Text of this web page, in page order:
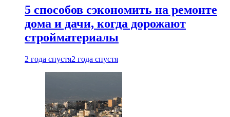
5 способов сэкономить на ремонте
дома и дачи, когда дорожают
стройматериалы
2 года спустя2 года спустя